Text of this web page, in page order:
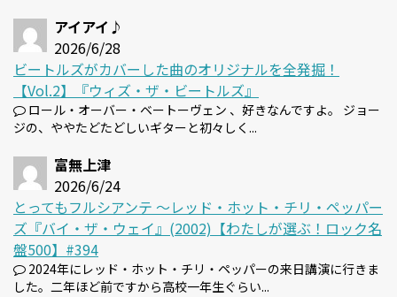
アイアイ♪
2026/6/28
ビートルズがカバーした曲のオリジナルを全発掘！
【Vol.2】『ウィズ・ザ・ビートルズ』
ロール・オーバー・ベートーヴェン 、好きなんですよ。 ジョー
ジの、ややたどたどしいギターと初々しく...
富無上津
2026/6/24
とってもフルシアンテ 〜レッド・ホット・チリ・ペッパー
ズ『バイ・ザ・ウェイ』(2002)【わたしが選ぶ！ロック名
盤500】#394
2024年にレッド・ホット・チリ・ペッパーの来日講演に行きま
した。二年ほど前ですから高校一年生ぐらい...